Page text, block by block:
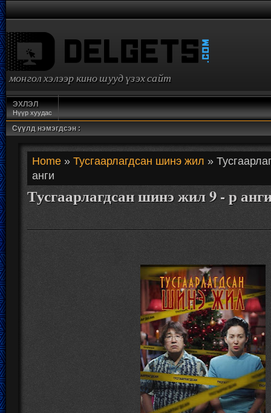
монгол хэлээр кино шууд үзэх сайт
ЭХЛЭЛ
Нүүр хуудас
Сүүлд нэмэгдсэн :
Home » Тусгаарлагдсан шинэ жил »
анги
Тусгаарлагдсан шинэ жил 9 - р